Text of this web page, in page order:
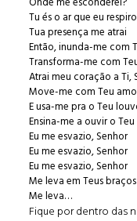
Tu és o ar que eu respiro
Tua presença me atrai
Então, inunda-me com
Transforma-me com
Atrai meu coração a Ti,
Move-me com Teu
E usa-me pra o Teu
Ensina-me a ouvir o
Eu me esvazio, Senhor
Eu me esvazio, Senhor
Eu me esvazio, Senhor
Me leva em Teus
Me leva…
Fique por dentro das